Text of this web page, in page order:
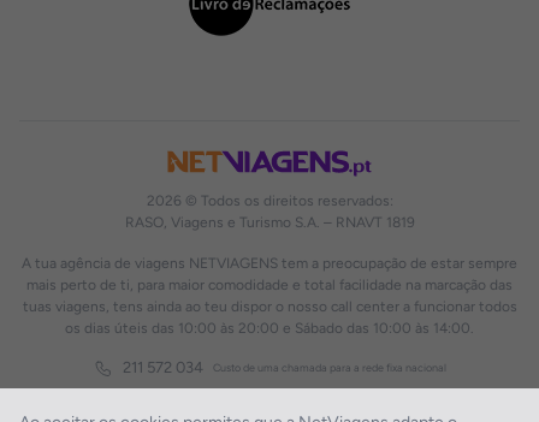
2026 © Todos os direitos reservados:
RASO, Viagens e Turismo S.A. – RNAVT 1819
A tua agência de viagens NETVIAGENS tem a preocupação de estar sempre
mais perto de ti, para maior comodidade e total facilidade na marcação das
tuas viagens, tens ainda ao teu dispor o nosso call center a funcionar todos
os dias úteis das 10:00 às 20:00 e Sábado das 10:00 às 14:00.
211 572 034 Custo de uma chamada para a rede fixa nacional